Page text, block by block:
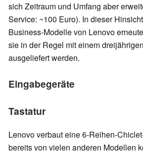
sich Zeitraum und Umfang aber
Service: ~100 Euro). In dieser
Business-Modelle von Lenovo
sie in der Regel mit einem
ausgeliefert werden.
Eingabegeräte
Tastatur
Lenovo verbaut eine 6-Reihen-
bereits von vielen anderen Modellen